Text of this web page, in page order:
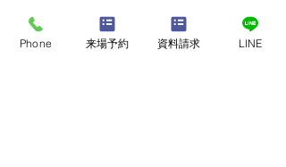
全ての空間にこだわりを詰め込んでお気
に入りの空間に
Phone 来場予約 資料請求 LINE